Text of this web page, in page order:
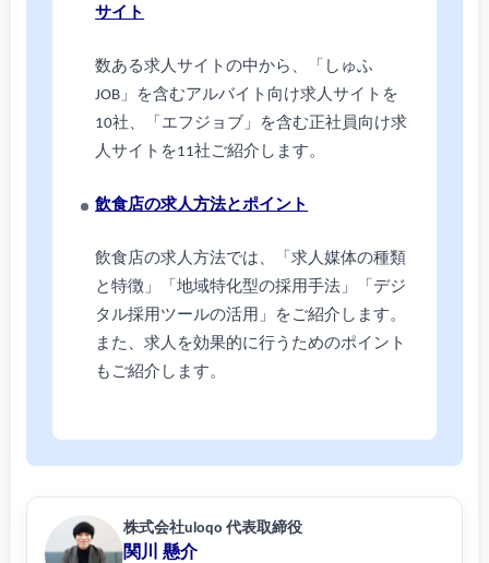
サイト
数ある求人サイトの中から、「しゅふ
JOB」を含むアルバイト向け求人サイトを
10社、「エフジョブ」を含む正社員向け求
人サイトを11社ご紹介します。
飲食店の求人方法とポイント
飲食店の求人方法では、「求人媒体の種類
と特徴」「地域特化型の採用手法」「デジ
タル採用ツールの活用」をご紹介します。
また、求人を効果的に行うためのポイント
もご紹介します。
株式会社uloqo 代表取締役
関川 懸介